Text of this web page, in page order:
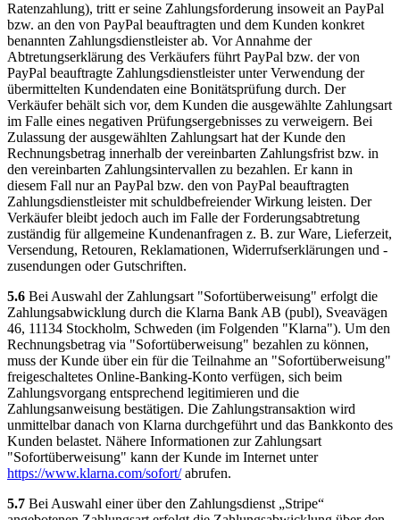
Ratenzahlung), tritt er seine Zahlungsforderung insoweit an PayPal
bzw. an den von PayPal beauftragten und dem Kunden konkret
benannten Zahlungsdienstleister ab. Vor Annahme der
Abtretungserklärung des Verkäufers führt PayPal bzw. der von
PayPal beauftragte Zahlungsdienstleister unter Verwendung der
übermittelten Kundendaten eine Bonitätsprüfung durch. Der
Verkäufer behält sich vor, dem Kunden die ausgewählte Zahlungsart
im Falle eines negativen Prüfungsergebnisses zu verweigern. Bei
Zulassung der ausgewählten Zahlungsart hat der Kunde den
Rechnungsbetrag innerhalb der vereinbarten Zahlungsfrist bzw. in
den vereinbarten Zahlungsintervallen zu bezahlen. Er kann in
diesem Fall nur an PayPal bzw. den von PayPal beauftragten
Zahlungsdienstleister mit schuldbefreiender Wirkung leisten. Der
Verkäufer bleibt jedoch auch im Falle der Forderungsabtretung
zuständig für allgemeine Kundenanfragen z. B. zur Ware, Lieferzeit,
Versendung, Retouren, Reklamationen, Widerrufserklärungen und -
zusendungen oder Gutschriften.
5.6 Bei Auswahl der Zahlungsart "Sofortüberweisung" erfolgt die
Zahlungsabwicklung durch die Klarna Bank AB (publ), Sveavägen
46, 11134 Stockholm, Schweden (im Folgenden "Klarna"). Um den
Rechnungsbetrag via "Sofortüberweisung" bezahlen zu können,
muss der Kunde über ein für die Teilnahme an "Sofortüberweisung"
freigeschaltetes Online-Banking-Konto verfügen, sich beim
Zahlungsvorgang entsprechend legitimieren und die
Zahlungsanweisung bestätigen. Die Zahlungstransaktion wird
unmittelbar danach von Klarna durchgeführt und das Bankkonto des
Kunden belastet. Nähere Informationen zur Zahlungsart
"Sofortüberweisung" kann der Kunde im Internet unter
https://www.klarna.com/sofort/abrufen.
5.7 Bei Auswahl einer über den Zahlungsdienst „Stripe“